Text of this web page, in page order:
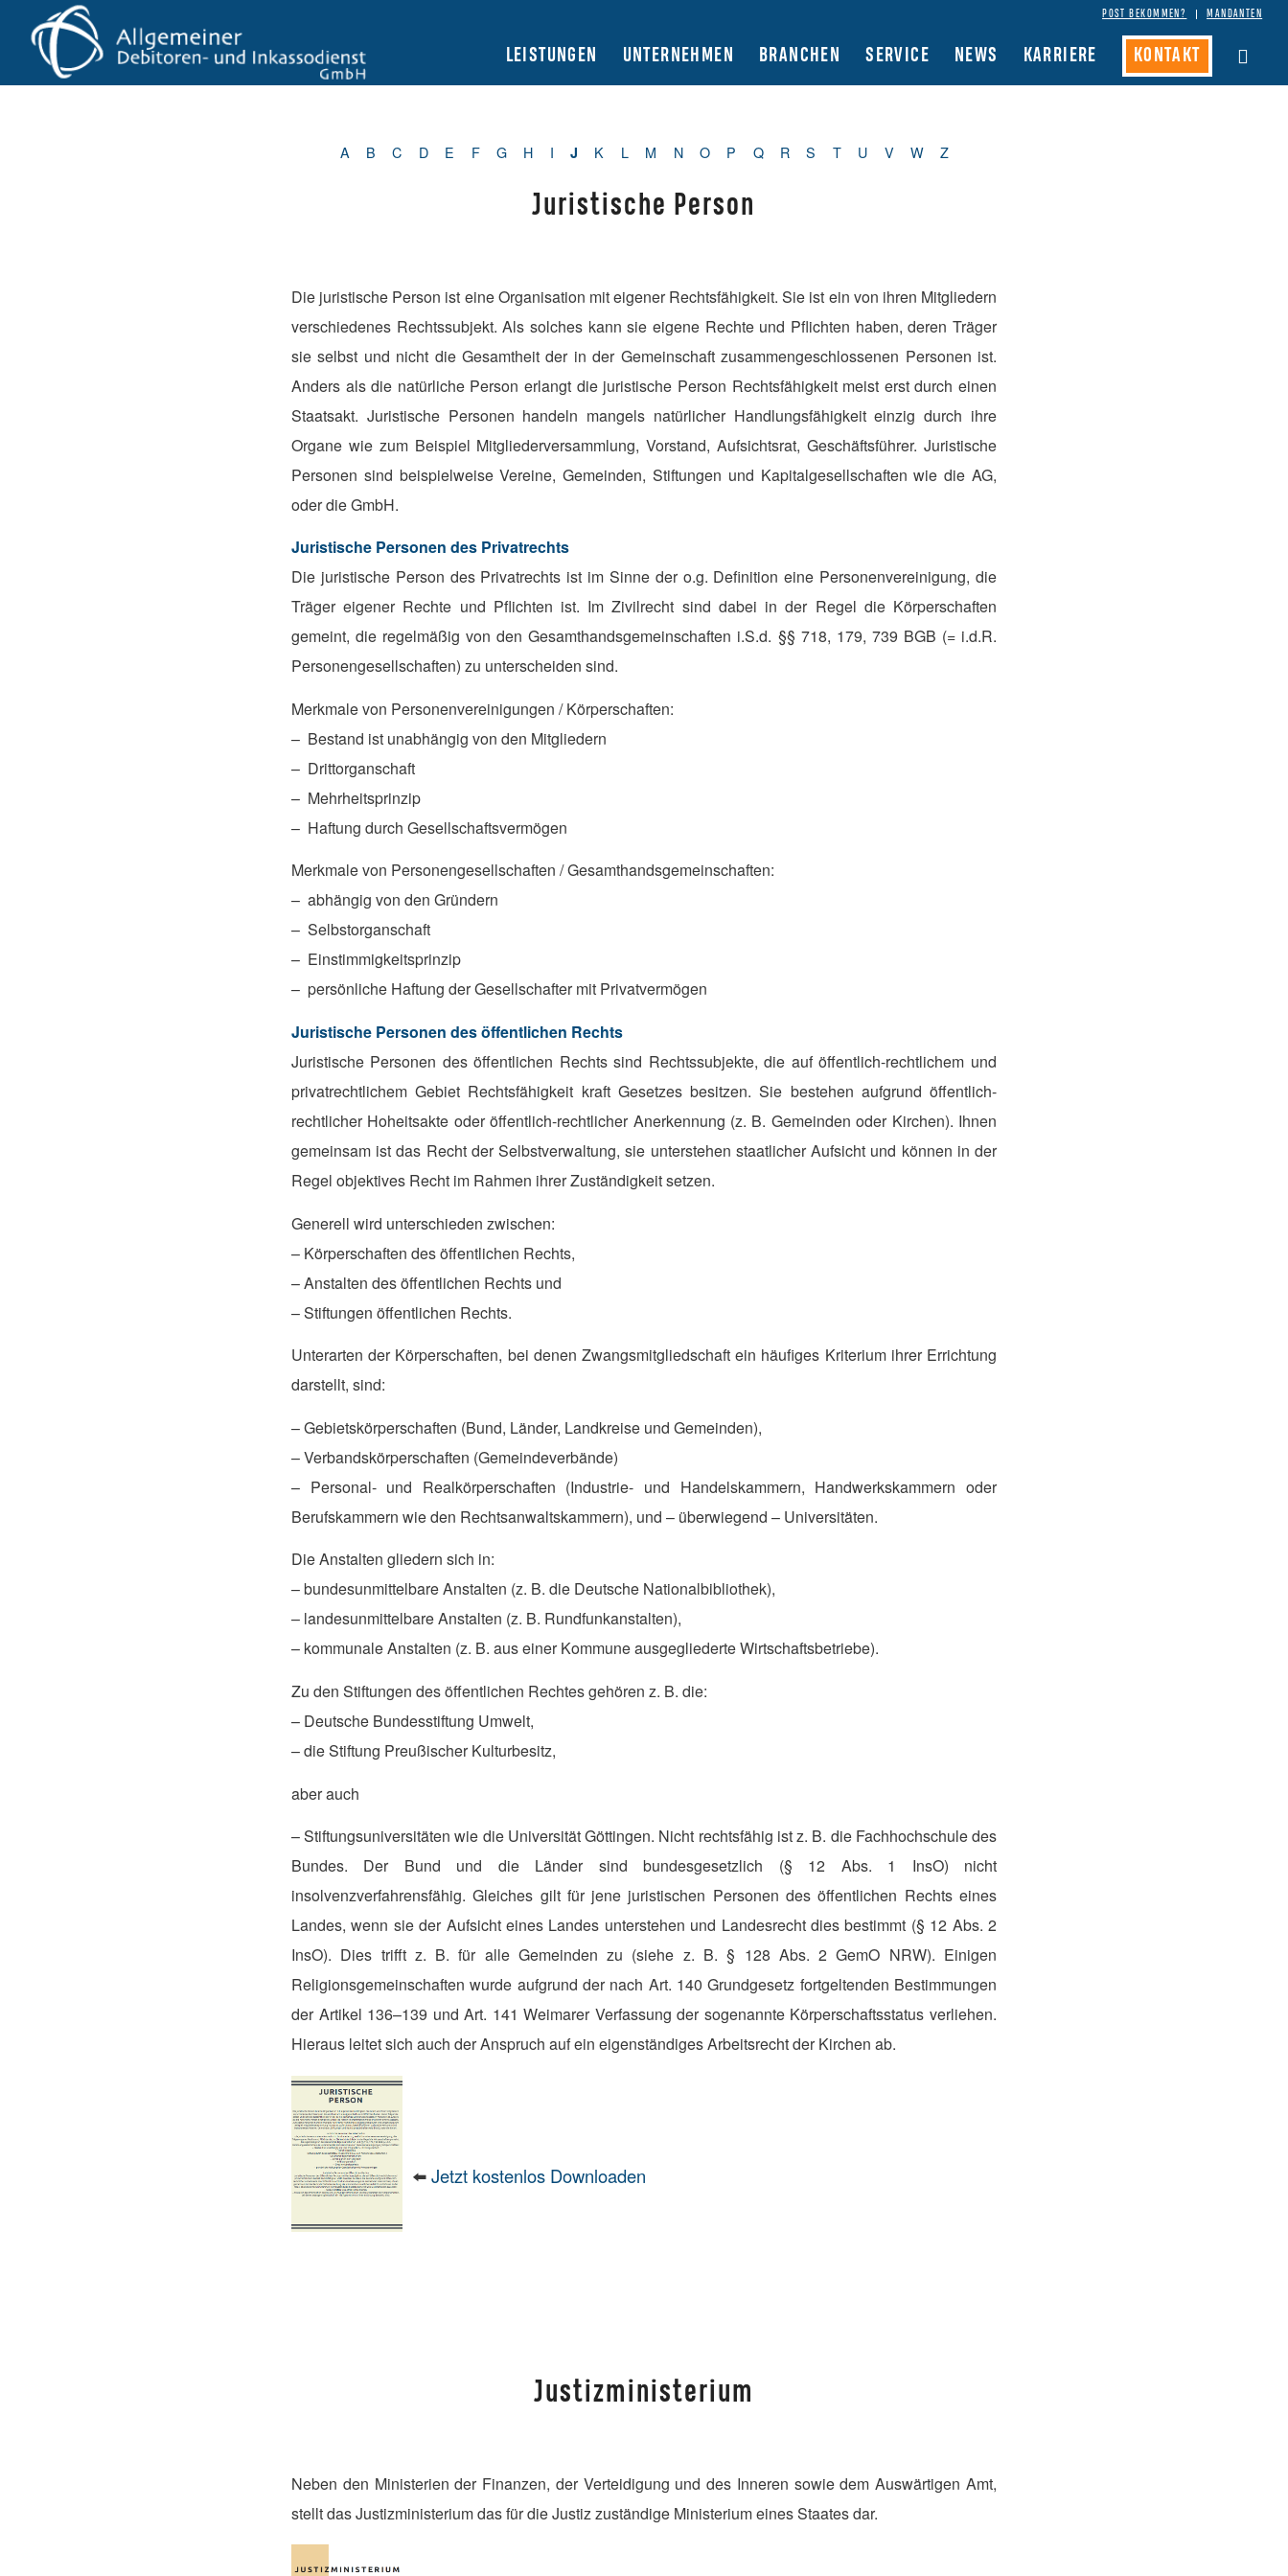
POST BEKOMMEN? MANDANTEN
LEISTUNGEN UNTERNEHMEN BRANCHEN SERVICE NEWS KARRIERE KONTAKT
A B C D E F G H I J K L M N O P Q R S T U V W Z
Juristische Person
Die juristische Person ist eine Organisation mit eigener Rechtsfähigkeit. Sie ist ein von ihren Mitgliedern
verschiedenes Rechtssubjekt. Als solches kann sie eigene Rechte und Pflichten haben, deren Träger
sie selbst und nicht die Gesamtheit der in der Gemeinschaft zusammengeschlossenen Personen ist.
Anders als die natürliche Person erlangt die juristische Person Rechtsfähigkeit meist erst durch einen
Staatsakt. Juristische Personen handeln mangels natürlicher Handlungsfähigkeit einzig durch ihre
Organe wie zum Beispiel Mitgliederversammlung, Vorstand, Aufsichtsrat, Geschäftsführer. Juristische
Personen sind beispielweise Vereine, Gemeinden, Stiftungen und Kapitalgesellschaften wie die AG,
oder die GmbH.
Juristische Personen des Privatrechts
Die juristische Person des Privatrechts ist im Sinne der o.g. Definition eine Personenvereinigung, die
Träger eigener Rechte und Pflichten ist. Im Zivilrecht sind dabei in der Regel die Körperschaften
gemeint, die regelmäßig von den Gesamthandsgemeinschaften i.S.d. §§ 718, 179, 739 BGB (= i.d.R.
Personengesellschaften) zu unterscheiden sind.
Merkmale von Personenvereinigungen / Körperschaften:
– Bestand ist unabhängig von den Mitgliedern
– Drittorganschaft
– Mehrheitsprinzip
– Haftung durch Gesellschaftsvermögen
Merkmale von Personengesellschaften / Gesamthandsgemeinschaften:
– abhängig von den Gründern
– Selbstorganschaft
– Einstimmigkeitsprinzip
– persönliche Haftung der Gesellschafter mit Privatvermögen
Juristische Personen des öffentlichen Rechts
Juristische Personen des öffentlichen Rechts sind Rechtssubjekte, die auf öffentlich-rechtlichem und
privatrechtlichem Gebiet Rechtsfähigkeit kraft Gesetzes besitzen. Sie bestehen aufgrund öffentlich-
rechtlicher Hoheitsakte oder öffentlich-rechtlicher Anerkennung (z. B. Gemeinden oder Kirchen). Ihnen
gemeinsam ist das Recht der Selbstverwaltung, sie unterstehen staatlicher Aufsicht und können in der
Regel objektives Recht im Rahmen ihrer Zuständigkeit setzen.
Generell wird unterschieden zwischen:
– Körperschaften des öffentlichen Rechts,
– Anstalten des öffentlichen Rechts und
– Stiftungen öffentlichen Rechts.
Unterarten der Körperschaften, bei denen Zwangsmitgliedschaft ein häufiges Kriterium ihrer Errichtung
darstellt, sind:
– Gebietskörperschaften (Bund, Länder, Landkreise und Gemeinden),
– Verbandskörperschaften (Gemeindeverbände)
– Personal- und Realkörperschaften (Industrie- und Handelskammern, Handwerkskammern oder
Berufskammern wie den Rechtsanwaltskammern), und – überwiegend – Universitäten.
Die Anstalten gliedern sich in:
– bundesunmittelbare Anstalten (z. B. die Deutsche Nationalbibliothek),
– landesunmittelbare Anstalten (z. B. Rundfunkanstalten),
– kommunale Anstalten (z. B. aus einer Kommune ausgegliederte Wirtschaftsbetriebe).
Zu den Stiftungen des öffentlichen Rechtes gehören z. B. die:
– Deutsche Bundesstiftung Umwelt,
– die Stiftung Preußischer Kulturbesitz,
aber auch
– Stiftungsuniversitäten wie die Universität Göttingen. Nicht rechtsfähig ist z. B. die Fachhochschule des
Bundes. Der Bund und die Länder sind bundesgesetzlich (§ 12 Abs. 1 InsO) nicht
insolvenzverfahrensfähig. Gleiches gilt für jene juristischen Personen des öffentlichen Rechts eines
Landes, wenn sie der Aufsicht eines Landes unterstehen und Landesrecht dies bestimmt (§ 12 Abs. 2
InsO). Dies trifft z. B. für alle Gemeinden zu (siehe z. B. § 128 Abs. 2 GemO NRW). Einigen
Religionsgemeinschaften wurde aufgrund der nach Art. 140 Grundgesetz fortgeltenden Bestimmungen
der Artikel 136–139 und Art. 141 Weimarer Verfassung der sogenannte Körperschaftsstatus verliehen.
Hieraus leitet sich auch der Anspruch auf ein eigenständiges Arbeitsrecht der Kirchen ab.
⬅️Jetzt kostenlos Downloaden
Justizministerium
Neben den Ministerien der Finanzen, der Verteidigung und des Inneren sowie dem Auswärtigen Amt,
stellt das Justizministerium das für die Justiz zuständige Ministerium eines Staates dar.